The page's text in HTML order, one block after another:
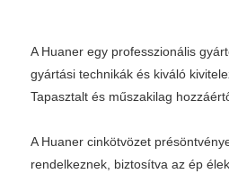
A Huaner egy professzionális
gyártási technikák és kiváló
Tapasztalt és műszakilag
A Huaner cinkötvözet
rendelkeznek, biztosítva az ép